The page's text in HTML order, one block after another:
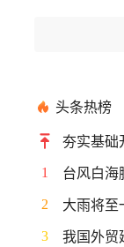
头条热榜
夯实基础
1 台风白海
2 大雨将至
3 我国外贸